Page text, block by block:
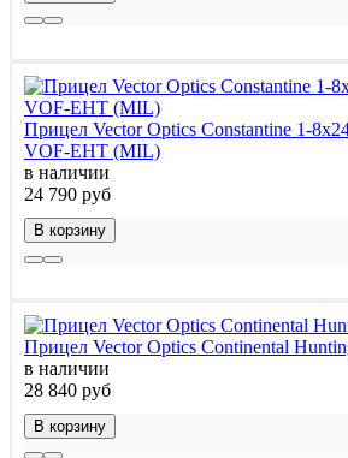
Прицел Vector Optics Constantine 1-
VOF-EHT (MIL)
в наличии
24 790 руб
В корзину
Прицел Vector Optics Continental
в наличии
28 840 руб
В корзину